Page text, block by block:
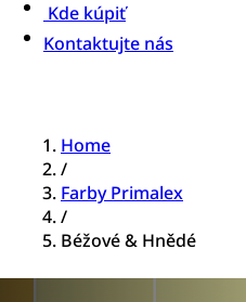
Kde kúpiť
Kontaktujte nás
Home
/
Farby Primalex
/
Béžové & Hnědé